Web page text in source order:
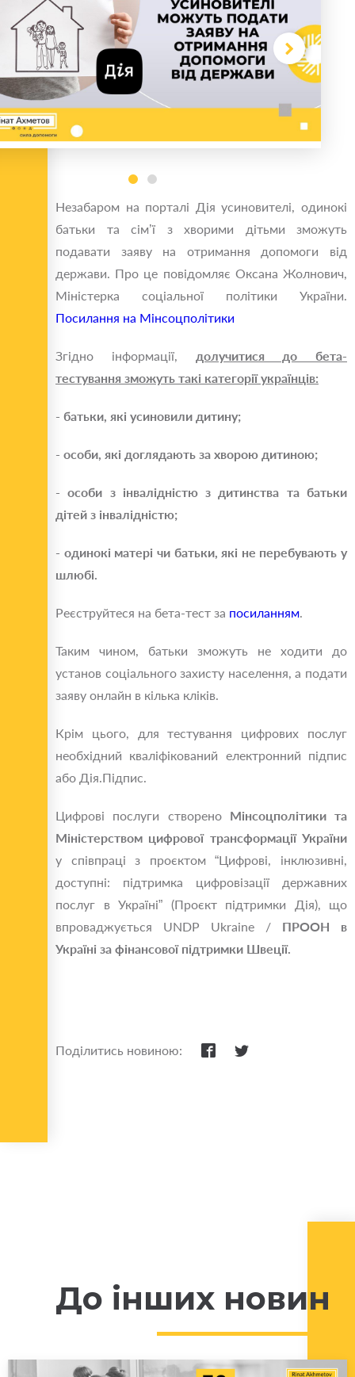
Незабаром на порталі Дія усиновителі, одинокі
батьки та сім’ї з хворими дітьми зможуть
подавати заяву на отримання допомоги від
держави. Про це повідомляє Оксана Жолнович,
Міністерка соціальної політики України.
Посилання на Мінсоцполітики
Згідно інформації, долучитися до бета-
тестування зможуть такі категорії українців:
- батьки, які усиновили дитину;
- особи, які доглядають за хворою дитиною;
- особи з інвалідністю з дитинства та батьки
дітей з інвалідністю;
- одинокі матері чи батьки, які не перебувають у
шлюбі.
Реєструйтеся на бета-тест за посиланням.
Таким чином, батьки зможуть не ходити до
установ соціального захисту населення, а подати
заяву онлайн в кілька кліків.
Крім цього, для тестування цифрових послуг
необхідний кваліфікований електронний підпис
або Дія.Підпис.
Цифрові послуги створено Мінсоцполітики та
Міністерством цифрової трансформації України
у співпраці з проєктом “Цифрові, інклюзивні,
доступні: підтримка цифровізації державних
послуг в Україні” (Проєкт підтримки Дія), що
впроваджується UNDP Ukraine / ПРООН в
Україні за фінансової підтримки Швеції.
Поділитись новиною:
До інших новин